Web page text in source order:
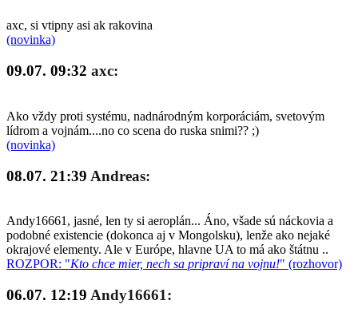
axc, si vtipny asi ak rakovina
(novinka)
09.07. 09:32 axc:
Ako vždy proti systému, nadnárodným korporáciám, svetovým
lídrom a vojnám....no co scena do ruska snimi?? ;)
(novinka)
08.07. 21:39 Andreas:
Andy16661, jasné, len ty si aeroplán... Áno, všade sú náckovia a
podobné existencie (dokonca aj v Mongolsku), lenže ako nejaké
okrajové elementy. Ale v Európe, hlavne UA to má ako štátnu ..
ROZPOR: "Kto chce mier, nech sa pripraví na vojnu!" (rozhovor)
06.07. 12:19 Andy16661: